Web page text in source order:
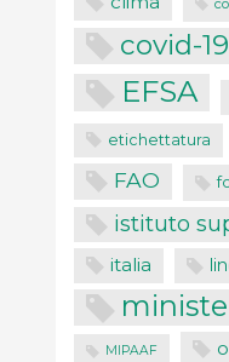
covid-19
EFSA
etichettatura
FAO
istituto
italia
MIPAAF